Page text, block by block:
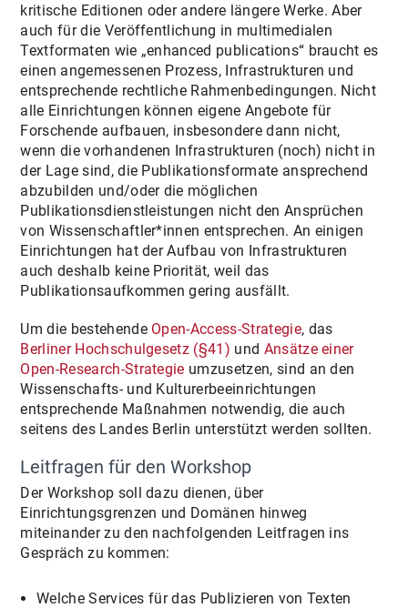
kritische Editionen oder andere längere Werke. Aber
auch für die Veröffentlichung in multimedialen
Textformaten wie „enhanced publications“ braucht es
einen angemessenen Prozess, Infrastrukturen und
entsprechende rechtliche Rahmenbedingungen. Nicht
alle Einrichtungen können eigene Angebote für
Forschende aufbauen, insbesondere dann nicht,
wenn die vorhandenen Infrastrukturen (noch) nicht in
der Lage sind, die Publikationsformate ansprechend
abzubilden und/oder die möglichen
Publikationsdienstleistungen nicht den Ansprüchen
von Wissenschaftler*innen entsprechen. An einigen
Einrichtungen hat der Aufbau von Infrastrukturen
auch deshalb keine Priorität, weil das
Publikationsaufkommen gering ausfällt.
Um die bestehende Open-Access-Strategie, das
Berliner Hochschulgesetz (§41) und Ansätze einer
Open-Research-Strategie umzusetzen, sind an den
Wissenschafts- und Kulturerbeeinrichtungen
entsprechende Maßnahmen notwendig, die auch
seitens des Landes Berlin unterstützt werden sollten.
Leitfragen für den Workshop
Der Workshop soll dazu dienen, über
Einrichtungsgrenzen und Domänen hinweg
miteinander zu den nachfolgenden Leitfragen ins
Gespräch zu kommen:
Welche Services für das Publizieren von Texten